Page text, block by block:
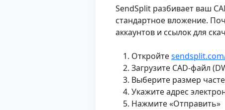
SendSplit разбивает ваш
стандартное вложение.
аккаунтов и ссылок для
Откройте
Загрузите CAD-файл
Выберите размер
Укажите адрес
Нажмите «Отправить»